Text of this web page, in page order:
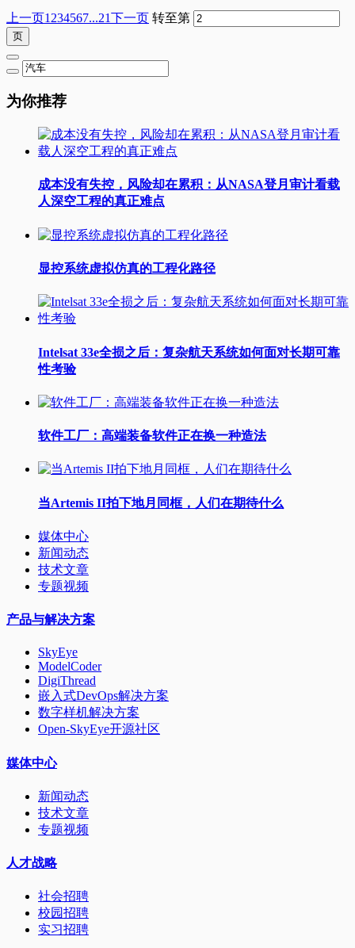
上一页1 234567...21下一页 转至第
为你推荐
成本没有失控，风险却在累积：从NASA登月审计看载
人深空工程的真正难点
显控系统虚拟仿真的工程化路径
Intelsat 33e全损之后：复杂航天系统如何面对长期可靠
性考验
软件工厂：高端装备软件正在换一种造法
当Artemis II拍下地月同框，人们在期待什么
媒体中心
新闻动态
技术文章
专题视频
产品与解决方案
SkyEye
ModelCoder
DigiThread
嵌入式DevOps解决方案
数字样机解决方案
Open-SkyEye开源社区
媒体中心
新闻动态
技术文章
专题视频
人才战略
社会招聘
校园招聘
实习招聘